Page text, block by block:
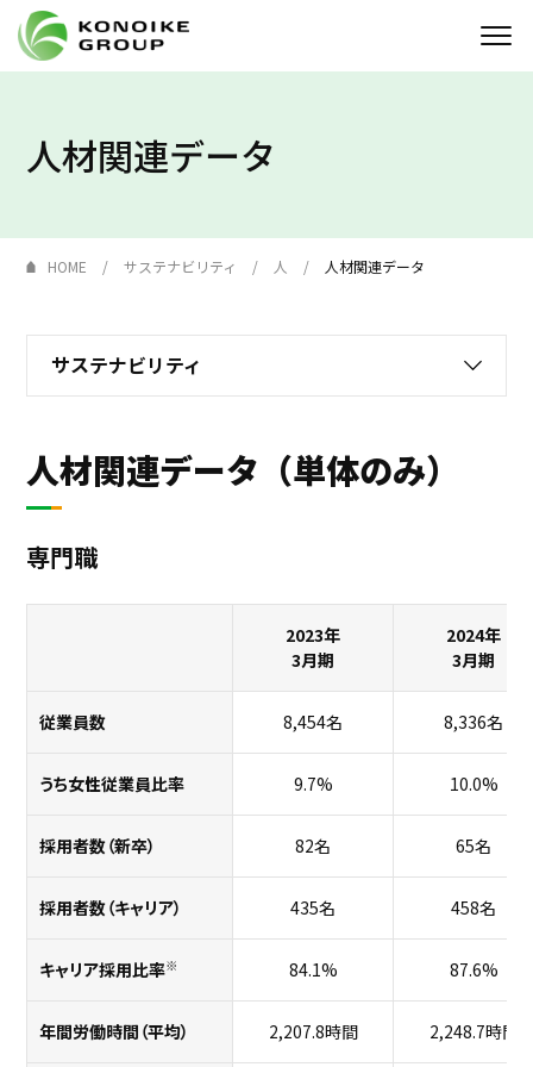
サステナビリティ
KONOIKEジャーナル
プロジェクト
人材関連データ
HOME サステナビリティ 人 人材関連データ
サステナビリティ
人材関連データ（単体のみ）
専門職
2023年
3月期
2024年
3月期
従業員数 8,454名 8,336名
うち女性従業員比率 9.7% 10.0%
採用者数（新卒） 82名 65名
採用者数（キャリア） 435名 458名
キャリア採用比率※ 84.1% 87.6%
年間労働時間（平均） 2,207.8時間 2,248.7時間